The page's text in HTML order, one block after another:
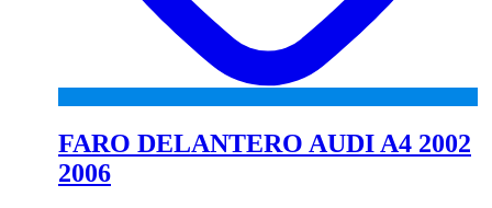
FARO DELANTERO AUDI A4 2002
2006